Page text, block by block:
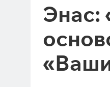
Энас: